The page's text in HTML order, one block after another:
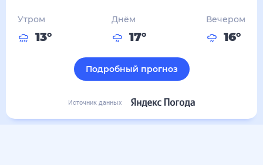
Утром
13°
Днём
17°
Вечером
16°
Подробный прогноз
Источник данных